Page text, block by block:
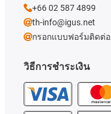
วิธีการชำระเงิน
+66 02 587 4899
th-info@igus.net
กรอกแบบฟอร์มติดต่อ